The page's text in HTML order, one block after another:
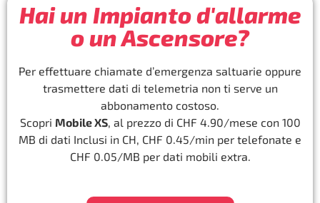
Hai un Impianto d'allarme
o un Ascensore?
Per effettuare chiamate d’emergenza saltuarie oppure
trasmettere dati di telemetria non ti serve un
abbonamento costoso.
Scopri Mobile XS, al prezzo di CHF 4.90/mese con 100
MB di dati Inclusi in CH, CHF 0.45/min per telefonate e
CHF 0.05/MB per dati mobili extra.